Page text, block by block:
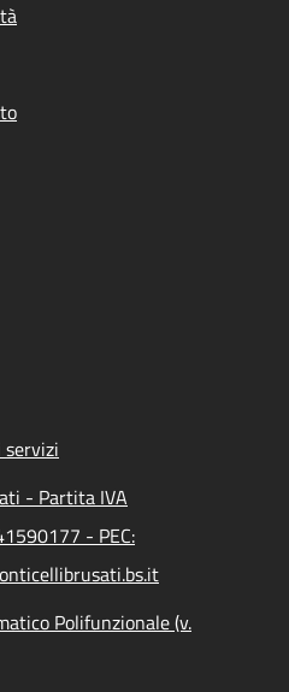
- Partita IVA
- PEC:
Polifunzionale (v.